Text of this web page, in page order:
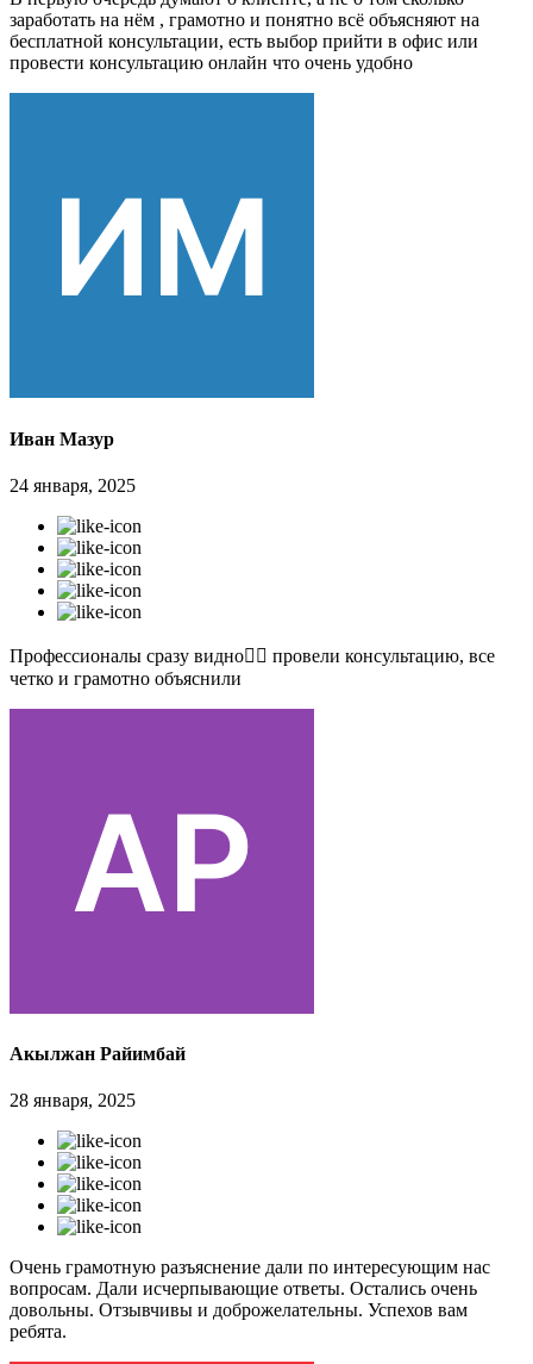
заработать на нём , грамотно и понятно всё объясняют на
бесплатной консультации, есть выбор прийти в офис или
провести консультацию онлайн что очень удобно
Иван Мазур
24 января, 2025
Профессионалы сразу видно👍🏻 провели консультацию, все
четко и грамотно объяснили
Акылжан Райимбай
28 января, 2025
Очень грамотную разъяснение дали по интересующим нас
вопросам. Дали исчерпывающие ответы. Остались очень
довольны. Отзывчивы и доброжелательны. Успехов вам
ребята.